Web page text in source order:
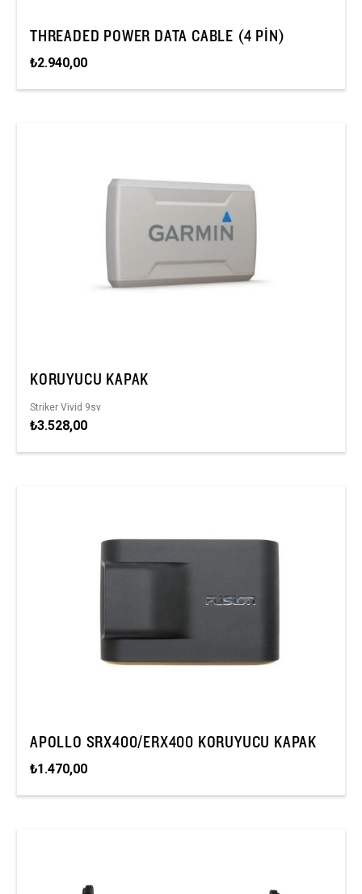
THREADED POWER DATA CABLE (4 PIN)
₺2.940,00
KORUYUCU KAPAK
Striker Vivid 9sv
₺3.528,00
APOLLO SRX400/ERX400 KORUYUCU KAPAK
₺1.470,00